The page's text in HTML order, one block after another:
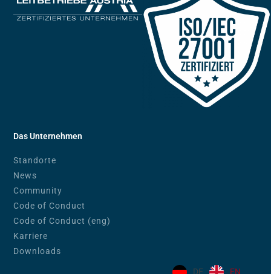
Das Unternehmen
Standorte
News
Community
Code of Conduct
Code of Conduct (eng)
Karriere
Downloads
DE EN